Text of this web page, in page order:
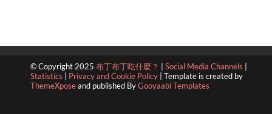
© Copyright 2025 布丁布丁吃什麼？ | Social Media Channels |
Statistics | Privacy and Cookie Policy | Template is created by
ThemeXposeand published ByGooyaabi Templates